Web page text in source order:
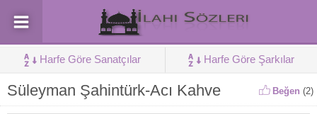
Harfe Göre Sanatçılar Harfe Göre Şarkılar
Süleyman Şahintürk-Acı Kahve Beğen (2)